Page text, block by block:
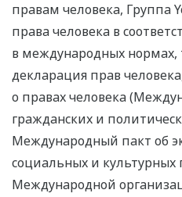
правам человека, Группа
права человека в
в международных нормах,
декларация прав
о правах человека
гражданских и
Международный пакт об
социальных и культурных
Международной